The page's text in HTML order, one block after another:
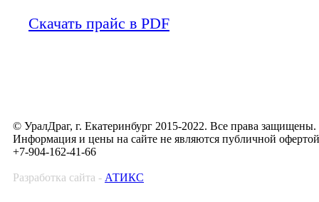
Скачать прайс в PDF
© УралДраг, г. Екатеринбург 2015-2022. Все права защищены.
Информация и цены на сайте не являются публичной офертой
+7-904-162-41-66
Разработка сайта - АТИКС